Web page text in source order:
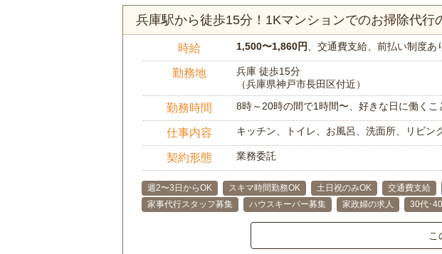
兵庫駅から徒歩15分！1Kマンションでのお掃除代行
時給 1,500〜1,860円 、交通費支給、前払い制度あ
勤務地
兵庫 徒歩15分
（兵庫県神戸市長田区付近）
勤務時間 8時～20時の間で1時間〜、好きな日に働く
仕事内容 キッチン、トイレ、お風呂、洗面所、リビン
契約形態 業務委託
週2〜3日からOK スキマ時間勤務OK 土日祝のみOK 交通費支給
家事代行スタッフ募集
ハウスキーパー募集 家政婦の求人 30代･
こ